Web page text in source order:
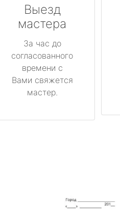
Выезд
мастера
За час до
согласованного
времени с
Вами свяжется
мастер.